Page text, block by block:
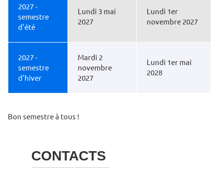
2027 -
semestre
d'été
Lundi 3 mai
2027
Lundi 1er
novembre 2027
2027 -
semestre
d'hiver
Mardi 2
novembre
2027
Lundi 1er mai
2028
Bon semestre à tous !
CONTACTS